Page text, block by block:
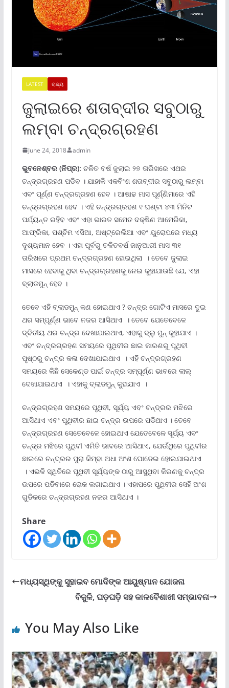
LATEST ରାଜ୍ୟ
ଜୁଲାଇରେ ଶତାବ୍ଦୀର ସବୁଠାରୁ
ଲମ୍ବା ଚନ୍ଦ୍ରଗ୍ରହଣ
June 24, 2018 admin
ଭୁବନେଶ୍ବର (ନିପ୍ର): ଚଳିତ ବର୍ଷ ଜୁଲାଇ ୨୭ ତାରିଖରେ ଏଥର
ଚନ୍ଦ୍ରଗ୍ରହଣ ପଡିବ । ଯାହାକି ଏକବିଂଶ ଶତାବ୍ଦୀର ସବୁଠାରୁ ଲମ୍ବା
ଏବଂ ପୂର୍ଣ୍ଣ ଚନ୍ଦ୍ରଗ୍ରହଣ ହେବ । ଆଷାଢ ମାସ ପୂର୍ଣ୍ଣିମାରେ ଏହି
ଚନ୍ଦ୍ରଗ୍ରହଣ ହେବ । ଏହି ଚନ୍ଦ୍ରଗ୍ରହଣ ୧ ଘଣ୍ଟା ୪୩ ମିନିଟ
ପର୍ଯ୍ୟନ୍ତ ରହିବ ଏବଂ ଏହା ଭାରତ ସମେତ ଦକ୍ଷିଣ ଆମେରିକା,
ଆଫ୍ରିକା, ପଶ୍ଚିମ ଏସିଆ, ଅଷ୍ଟ୍ରେଲିଆ ଏବଂ ୟୁରୋପରେ ମଧ୍ୟ
ଦୃଶ୍ୟମାନ ହେବ । ଏହା ପୂର୍ବରୁ ଚଳିତବର୍ଷ ଜାନୁଆରୀ ମାସ ୩୧
ତାରିଖରେ ପ୍ରଥମ ଚନ୍ଦ୍ରଗ୍ରହଣ ହୋଇଥିଲା । ତେବେ ଜୁଲାଇ
ମାସରେ ହେବାକୁ ଥିବା ଚନ୍ଦ୍ରଗ୍ରହଣକୁ ନେଇ କୁହାଯାଉଛି ଯେ, ଏହା
ବ୍ଲାଡମୁନ୍ ହେବ ।
ତେବେ ଏହି ବ୍ଲାଡମୁନ୍ କଣ ହୋଇଥାଏ ? ଚନ୍ଦ୍ର ଗୋଟିଏ ମାସରେ ଦୁଇ
ଥର ସମ୍ପୂର୍ଣ୍ଣ ଭାବେ ନଜର ଆସିଥାଏ । ତେବେ ଯେତେବେଳେ
ଦ୍ବିତୀୟ ଥର ଚନ୍ଦ୍ର ଦେଖାଯାଇଥାଏ, ଏହାକୁ ବ୍ଲୁ ମୁନ୍ କୁହାଯାଏ ।
ଏବଂ ଚନ୍ଦ୍ରଗ୍ରହଣ ସମୟରେ ପୃଥିବୀର ଛାଇ କାରଣରୁ ପୃଥିବୀ
ପୃଷ୍ଠରୁ ଚନ୍ଦ୍ର କଳା ଦେଖାଯାଇଥାଏ । ଏହି ଚନ୍ଦ୍ରଗ୍ରହଣ
ସମୟରେ କିଛି ସେକେଣ୍ଡ ପାଇଁ ଚନ୍ଦ୍ର ସମ୍ପୂର୍ଣ୍ଣ ଭାବରେ ଲାଲ୍
ଦେଖାଯାଇଥାଏ । ଏହାକୁ ବ୍ଲାଡମୁନ୍ କୁହାଯାଏ ।
ଚନ୍ଦ୍ରଗ୍ରହଣ ସମୟରେ ପୃଥିବୀ, ସୂର୍ଯ୍ୟ ଏବଂ ଚନ୍ଦ୍ରର ମଝିରେ
ଆସିଥାଏ ଏବଂ ପୃଥିବୀର ଛାଇ ଚନ୍ଦ୍ର ଉପରେ ପଡିଥାଏ । ତେବେ
ଚନ୍ଦ୍ରଗ୍ରହଣ ସେତେବେଳେ ହୋଇଥାଏ ଯେତେବେଳେ ସୂର୍ଯ୍ୟ ଏବଂ
ଚନ୍ଦ୍ର ମଝିରେ ପୃଥିବୀ ଏମିତି ଭାବରେ ଆସିଥାଏ, ଯେଉଁଥିରେ ପୃଥିବୀର
ଛାଇରେ ଚନ୍ଦ୍ରର ପୁରା କିମ୍ବା ଅଧା ଅଂଶ ଘୋଡେଇ ହୋଇଯାଇଥାଏ
। ଏଭଳି ସ୍ଥିତିରେ ପୃଥିବୀ ସୂର୍ଯ୍ୟଙ୍କ ଠାରୁ ଆସୁଥିବା କିରଣକୁ ଚନ୍ଦ୍ର
ଉପରେ ପଡିବାରେ ରୋକ ଲଗାଇଥାଏ । ଏହାପରେ ପୃଥିବୀର ସେହି ଅଂଶ
ଗୁଡିକରେ ଚନ୍ଦ୍ରଗ୍ରହଣ ନଜର ଆସିଥାଏ ।
Share
ମଧ୍ୟସ୍ଥିଙ୍କୁ ସୁହାଇବ ମୋଦିଙ୍କ ଆୟୁଷ୍ମାନ ଯୋଜନା
ବିଜୁଳି, ଘଡ଼ଘଡ଼ି ସହ କାଳବୈଶାଖୀ ସମ୍ଭାବନା
You May Also Like